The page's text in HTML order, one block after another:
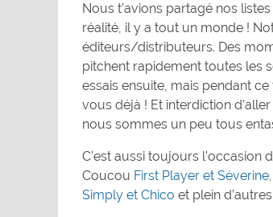
Nous t’avions partagé nos
réalité, il y a tout un monde !
éditeurs/distributeurs. Des
pitchent rapidement toutes les
essais ensuite, mais pendant
vous déjà ! Et interdiction
nous sommes un peu tous
C’est aussi toujours l’occasion
Coucou First Player et Séverine,
Simply et Chico et plein